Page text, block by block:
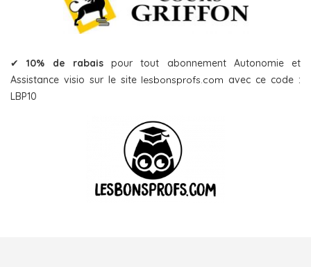
✔10% de rabaispour tout abonnement Autonomie et
Assistance visio sur le site lesbonsprofs.com avec ce code :
LBP10